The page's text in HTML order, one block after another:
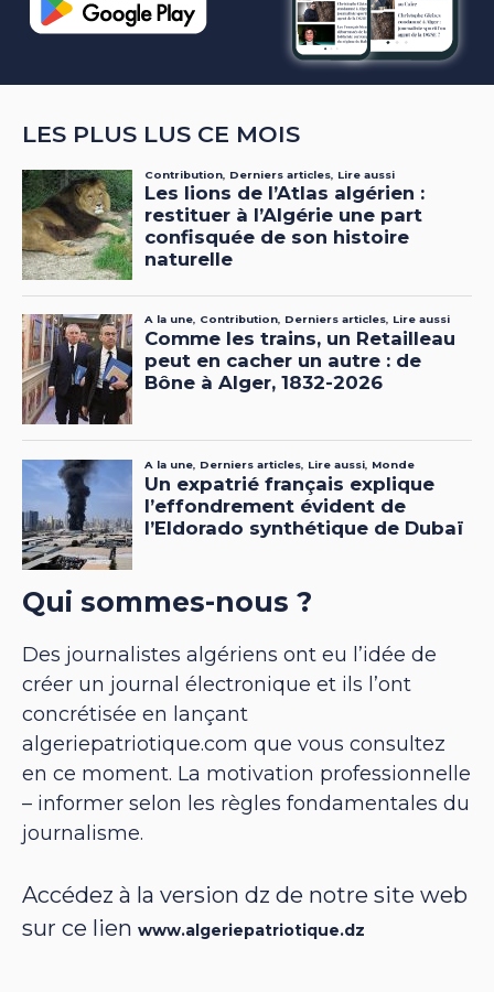
LES PLUS LUS CE MOIS
Qui sommes-nous ?
Des journalistes algériens ont eu l’idée de
créer un journal électronique et ils l’ont
concrétisée en lançant
algeriepatriotique.com que vous consultez
en ce moment. La motivation professionnelle
– informer selon les règles fondamentales du
journalisme.
Accédez à la version dz de notre site web
sur ce lien www.algeriepatriotique.dz